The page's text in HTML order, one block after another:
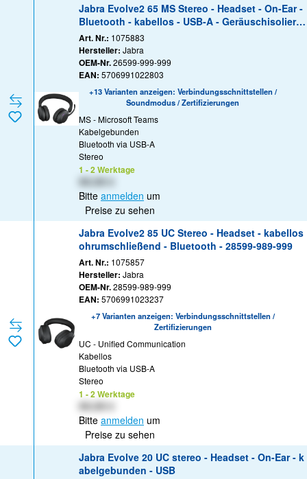
Jabra Evolve2 65 MS Stereo - Headset - On-Ear -
Bluetooth - kabellos - USB-A - Geräuschisolieru
ng - Schwarz - Zertifiziert für Microsoft Teams
Art. Nr.: 1075883
Hersteller: Jabra
OEM-Nr.26599-999-999
EAN: 5706991022803
+13 Varianten anzeigen: Verbindungsschnittstellen /
Soundmodus / Zertifizierungen
MS - Microsoft Teams
Kabelgebunden
Bluetooth via USB-A
Stereo
1 - 2 Werktage
Bitte anmelden um
Preise zu sehen
Jabra Evolve2 85 UC Stereo - Headset - kabellos
ohrumschließend - Bluetooth - 28599-989-999
Art. Nr.: 1075857
Hersteller: Jabra
OEM-Nr.28599-989-999
EAN: 5706991023237
+7 Varianten anzeigen: Verbindungsschnittstellen /
Zertifizierungen
UC - Unified Communication
Kabellos
Bluetooth via USB-A
Stereo
1 - 2 Werktage
XX,XX €
Bitte anmelden um
Preise zu sehen
Jabra Evolve 20 UC stereo - Headset - On-Ear - k
abelgebunden - USB